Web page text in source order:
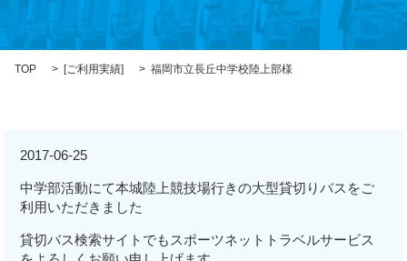
TOP [ご利用実績] 福岡市立長丘中学校陸上部様
2017-06-25
中学部活動にて本城陸上競技場行きの大型貸切りバスをご
利用いただきました
貸切バス検索サイトでもスポーツネットトラベルサービス